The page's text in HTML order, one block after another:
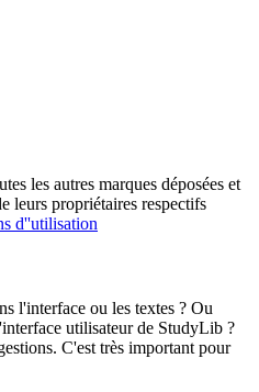
les autres marques déposées et
leurs propriétaires respectifs
d''utilisation
l'interface ou les textes ? Ou
utilisateur de StudyLib ?
C'est très important pour